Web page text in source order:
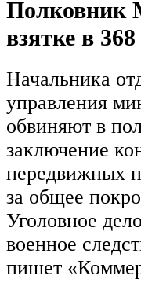
Полковник
взятке в
Начальника
управления
обвиняют в
заключение
передвижных
за общее
Уголовное
военное
пишет